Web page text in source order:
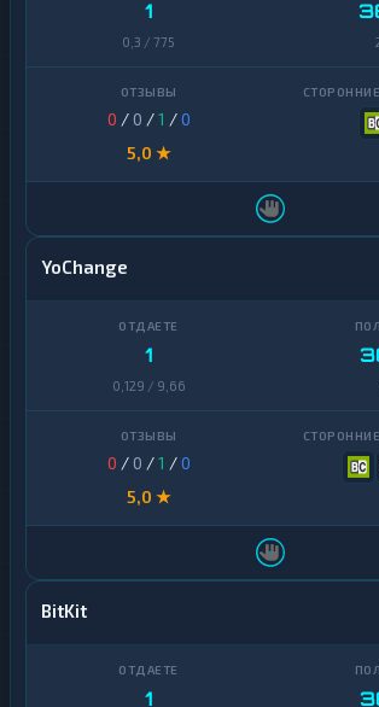
1
0,3 / 775
0 / 0 /1 /0
5,0 ★
YoChange
1
0,129 / 9,66
0 / 0 /1 /0
5,0 ★
BitKit
1